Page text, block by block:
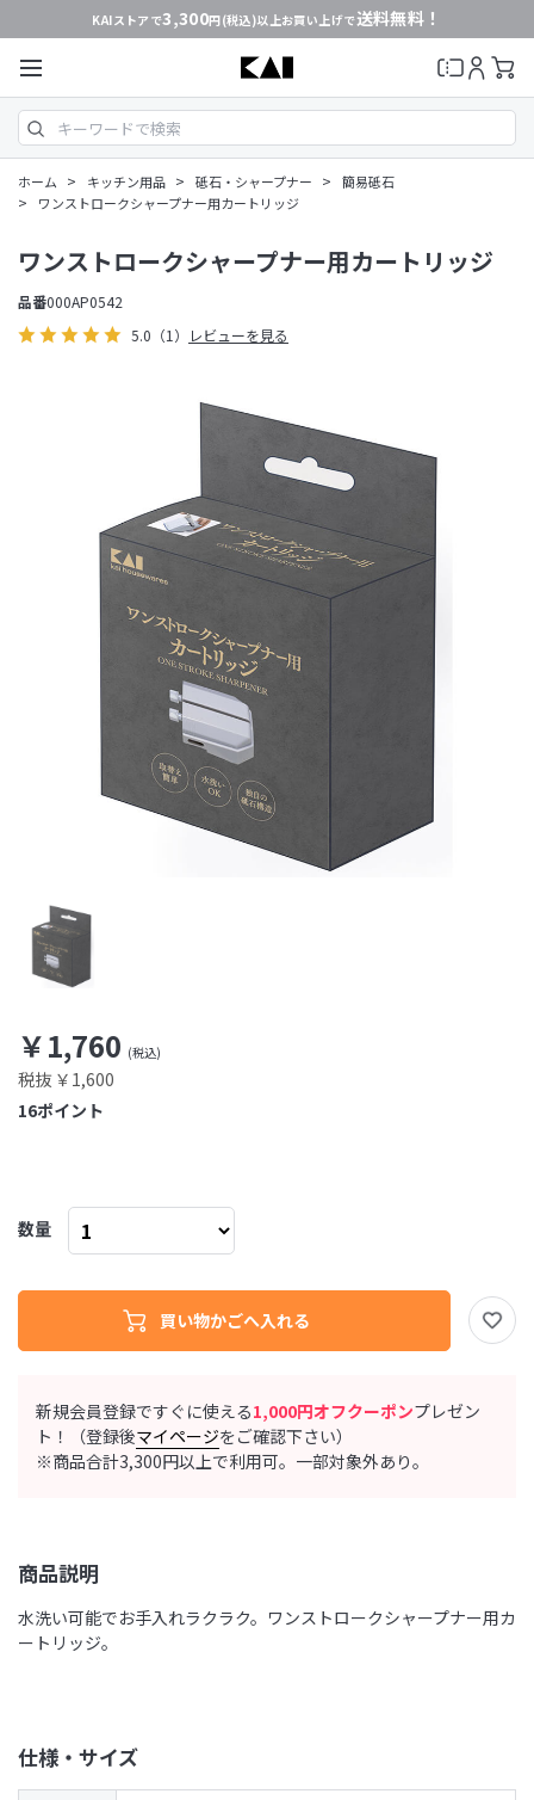
KAIストアで3,300円(税込)以上お買い上げで送料無料！
ホーム > キッチン用品 > 砥石・シャープナー > 簡易砥石
> ワンストロークシャープナー用カートリッジ
5.0 （1） レビューを見る
新規会員登録ですぐに使える1,000円オフクーポンプレゼン
ト！（登録後マイページをご確認下さい）
※商品合計3,300円以上で利用可。一部対象外あり。
商品説明
水洗い可能でお手入れラクラク。ワンストロークシャープナー用カ
ートリッジ。
仕様・サイズ
ワンストロークシャープナー用カートリッジ
￥1,760
税抜 ￥1,600
品番000AP0542
ポイント
16
数量